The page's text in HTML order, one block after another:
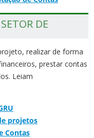
DE
realizar de forma
prestar contas
Leiam
projetos
Contas